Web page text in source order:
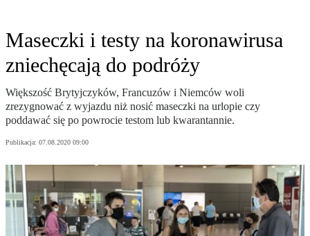
Maseczki i testy na koronawirusa
zniechęcają do podróży
Większość Brytyjczyków, Francuzów i Niemców woli
zrezygnować z wyjazdu niż nosić maseczki na urlopie czy
poddawać się po powrocie testom lub kwarantannie.
Publikacja: 07.08.2020 09:00